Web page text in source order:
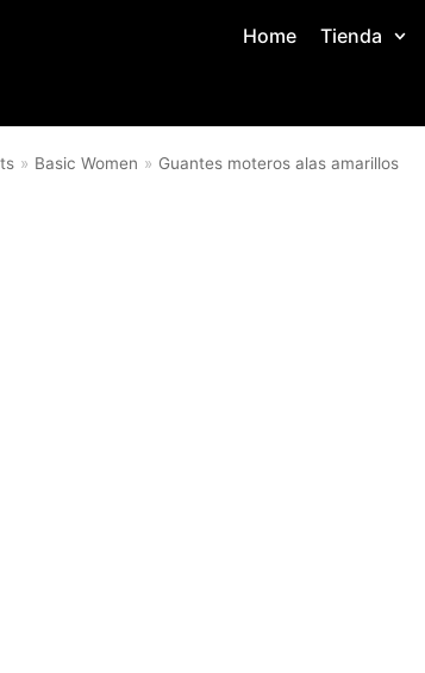
Home Tienda
» Basic Women » Guantes moteros alas amarillos